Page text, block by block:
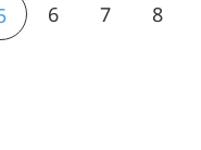
6 7
8